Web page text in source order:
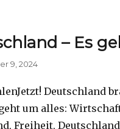
– Es
9, 2024
Deutschland
um alles:
Freiheit,